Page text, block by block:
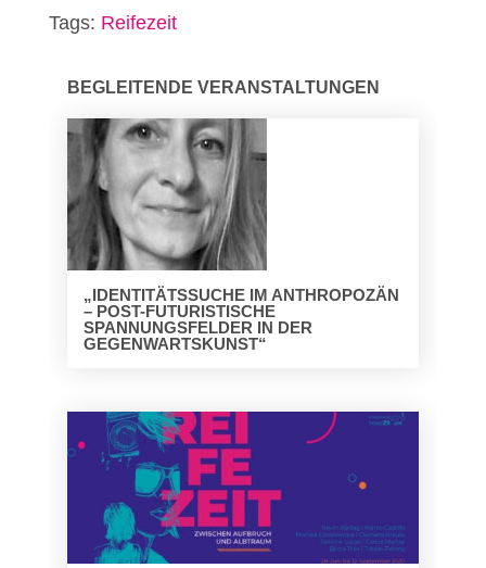
Tags: Reifezeit
BEGLEITENDE VERANSTALTUNGEN
„IDENTITÄTSSUCHE IM ANTHROPOZÄN
– POST-FUTURISTISCHE
SPANNUNGSFELDER IN DER
GEGENWARTSKUNST“